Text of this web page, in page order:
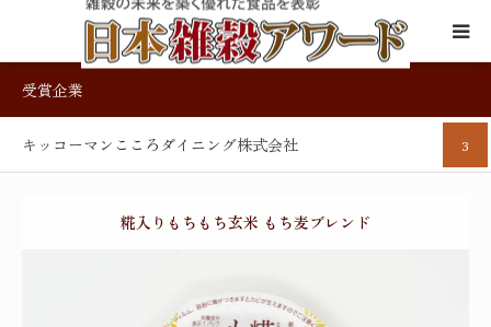
受賞企業
3
キッコーマンこころダイニング株式会社
糀入りもちもち玄米 もち麦ブレンド
日本雑穀アワード制度について
審査基準と評価体制
雑穀について